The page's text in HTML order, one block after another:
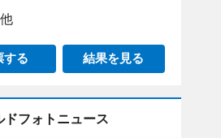
する 結果を見る
ドフォトニュース